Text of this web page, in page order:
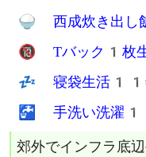
物がないを楽しむ
🧘 真のミニマリ
📦 引越しで全持
🦶 徒歩と公共交
💪 一人で一度に